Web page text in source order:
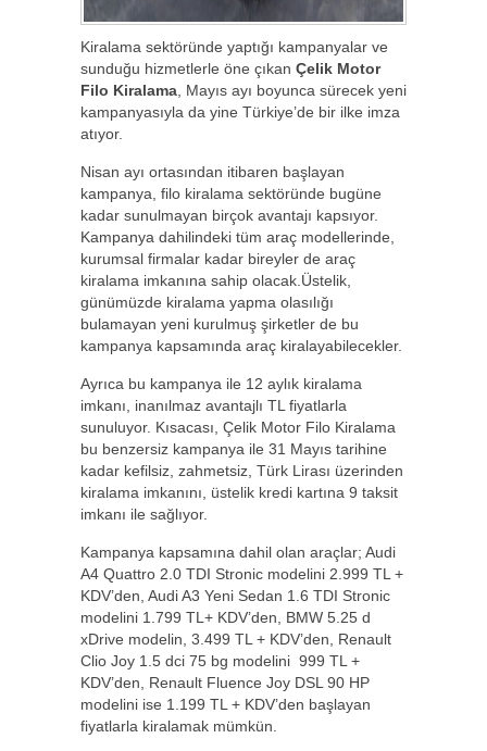
Kiralama sektöründe yaptığı kampanyalar ve
sunduğu hizmetlerle öne çıkan Çelik Motor
Filo Kiralama , Mayıs ayı boyunca sürecek yeni
kampanyasıyla da yine Türkiye’de bir ilke imza
atıyor.
Nisan ayı ortasından itibaren başlayan
kampanya, filo kiralama sektöründe bugüne
kadar sunulmayan birçok avantajı kapsıyor.
Kampanya dahilindeki tüm araç modellerinde,
kurumsal firmalar kadar bireyler de araç
kiralama imkanına sahip olacak.Üstelik,
günümüzde kiralama yapma olasılığı
bulamayan yeni kurulmuş şirketler de bu
kampanya kapsamında araç kiralayabilecekler.
Ayrıca bu kampanya ile 12 aylık kiralama
imkanı, inanılmaz avantajlı TL fiyatlarla
sunuluyor. Kısacası, Çelik Motor Filo Kiralama
bu benzersiz kampanya ile 31 Mayıs tarihine
kadar kefilsiz, zahmetsiz, Türk Lirası üzerinden
kiralama imkanını, üstelik kredi kartına 9 taksit
imkanı ile sağlıyor.
Kampanya kapsamına dahil olan araçlar; Audi
A4 Quattro 2.0 TDI Stronic modelini 2.999 TL +
KDV’den, Audi A3 Yeni Sedan 1.6 TDI Stronic
modelini 1.799 TL+ KDV’den, BMW 5.25 d
xDrive modelin, 3.499 TL + KDV’den, Renault
Clio Joy 1.5 dci 75 bg modelini 999 TL +
KDV’den, Renault Fluence Joy DSL 90 HP
modelini ise 1.199 TL + KDV’den başlayan
fiyatlarla kiralamak mümkün.